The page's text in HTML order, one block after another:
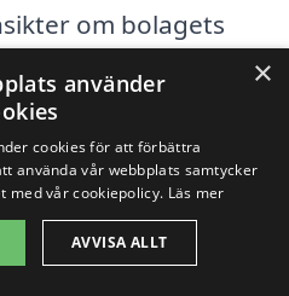
om bolagets
energi: Om du är
kolla om
gröna alternativ.
Många
×
använder
cookies för att förbättra
använda vår webbplats samtycker
med vår cookiepolicy. Läs mer
AVVISA ALLT